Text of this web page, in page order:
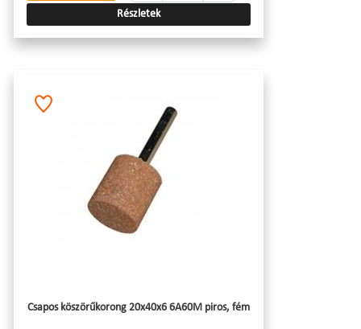
Részletek
Csapos köszörűkorong 20x40x6 6A60M piros, fém